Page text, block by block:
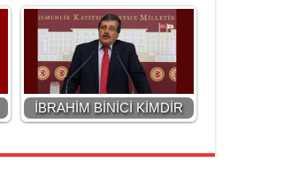
İBRAHİM BİNİCİ KİMDİR